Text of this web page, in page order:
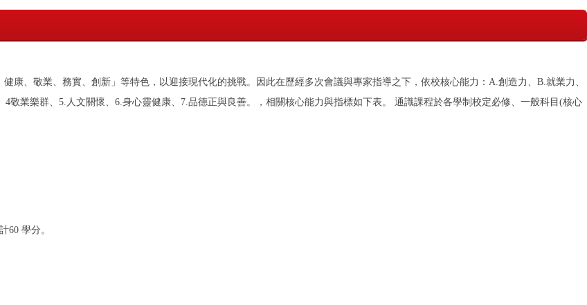
、敬業、務實、創新」等特色，以迎接現代化的挑戰。因此在歷經多次會議與專家指導之下，依校核心能力：A.創造力、B.就業力、
業樂群、5.人文關懷、6.身心靈健康、7.品德正與良善。，相關核心能力與指標如下表。 通識課程於各學制校定必修、一般科目(核心
60 學分。